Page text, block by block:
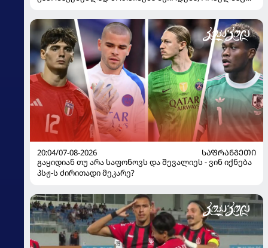
ყოფილმა მეკარემ
20:04/07-08-2026
ᲡᲐᲤᲠᲐᲜᲒᲔᲗᲘ
გაყიდიან თუ არა საფონოვს და შევალიეს - ვინ იქნება
პსჟ-ს ძირითადი მეკარე?